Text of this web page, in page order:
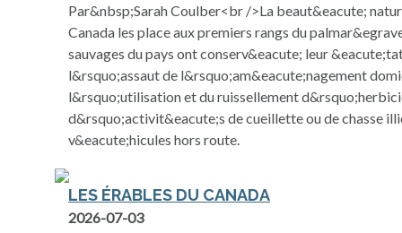
Par&nbsp;Sarah Coulber<br />La beaut&eacute;
Canada les place aux premiers rangs du
sauvages du pays ont conserv&eacute; leur
l&rsquo;assaut de l&rsquo;am&eacute;nagement
l&rsquo;utilisation et du ruissellement
d&rsquo;activit&eacute;s de cueillette ou de chasse
v&eacute;hicules hors route.
LES ÉRABLES DU CANADA
2026-07-03